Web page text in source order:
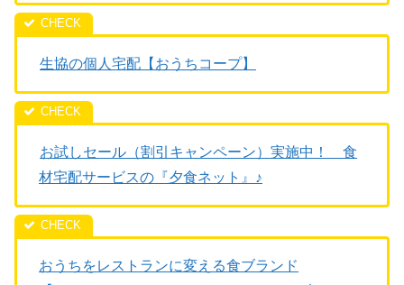
生協の個人宅配【おうちコープ】
お試しセール（割引キャンペーン）実施中！ 食
材宅配サービスの『夕食ネット』♪
おうちをレストランに変える食ブランド